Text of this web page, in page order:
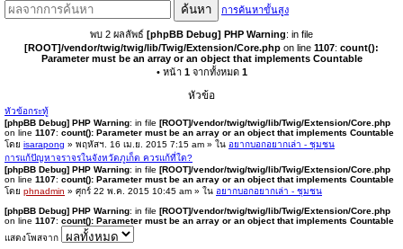
ค้นหา การค้นหาขั้นสูง
พบ 2 ผลลัพธ์ [phpBB Debug] PHP Warning: in file
[ROOT]/vendor/twig/twig/lib/Twig/Extension/Core.php on line 1107: count():
Parameter must be an array or an object that implements Countable
• หน้า 1จากทั้งหมด 1
หัวข้อ
หัวข้อกระทู้
[phpBB Debug] PHP Warning: in file [ROOT]/vendor/twig/twig/lib/Twig/Extension/Core.php
on line 1107: count(): Parameter must be an array or an object that implements Countable
โดย isarapong » พฤหัสฯ. 16 เม.ย. 2015 7:15 am » ใน อยากบอกอยากเล่า - ชุมชน
การแก้ปัญหาจราจรในจังหวัดภูเก็ต ควรแก้ที่ใด?
[phpBB Debug] PHP Warning: in file [ROOT]/vendor/twig/twig/lib/Twig/Extension/Core.php
on line 1107: count(): Parameter must be an array or an object that implements Countable
โดย phnadmin » ศุกร์ 22 พ.ค. 2015 10:45 am » ใน อยากบอกอยากเล่า - ชุมชน
[phpBB Debug] PHP Warning: in file [ROOT]/vendor/twig/twig/lib/Twig/Extension/Core.php
on line 1107: count(): Parameter must be an array or an object that implements Countable
แสดงโพสจาก